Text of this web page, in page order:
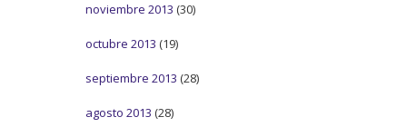
noviembre 2013 (30)
octubre 2013 (19)
septiembre 2013 (28)
agosto 2013 (28)